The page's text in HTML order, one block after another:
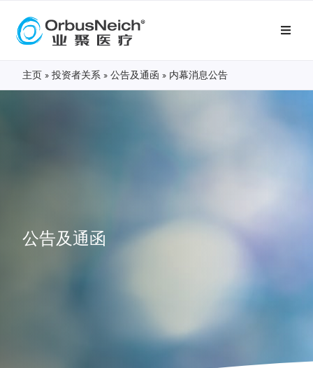
主页 » 投资者关系 » 公告及通函 » 内幕消息公告
公告及通函